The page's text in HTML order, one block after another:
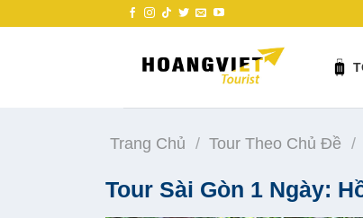
Trang Chủ / Tour Theo Chủ Đề /
Tour Sài Gòn 1 Ngày: